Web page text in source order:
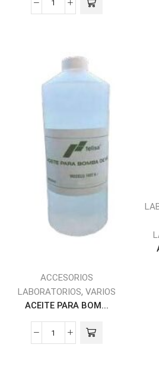
ACCESORIOS
LABORATORIOS, VARIOS
ACEITE PARA BOM...